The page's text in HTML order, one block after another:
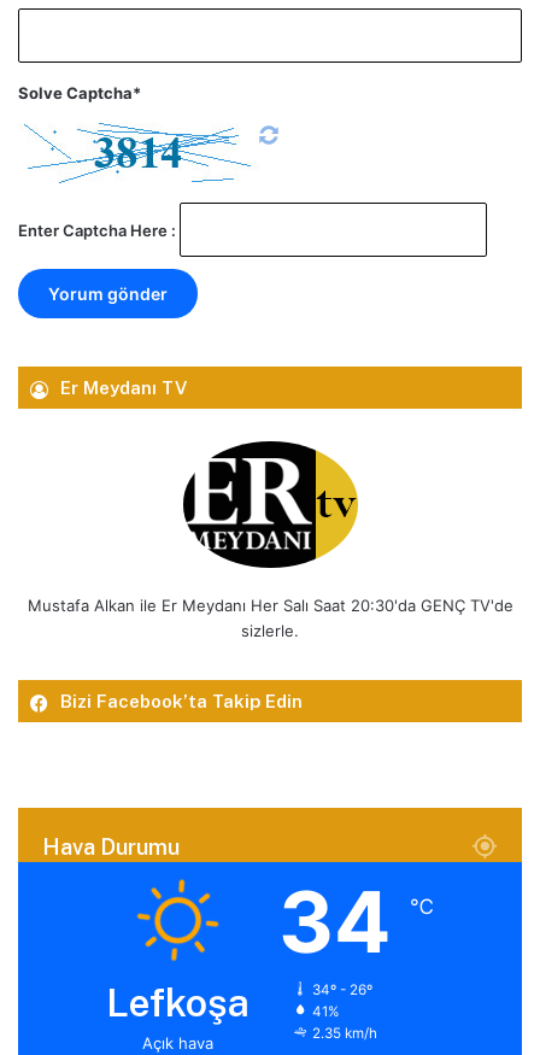
Solve Captcha*
Enter Captcha Here :
Er Meydanı TV
Mustafa Alkan ile Er Meydanı Her Salı Saat 20:30'da GENÇ TV'de
sizlerle.
Bizi Facebook’ta Takip Edin
Hava Durumu
Lefkoşa
Açık hava
34 ℃
34º - 26º
41%
2.35 km/h